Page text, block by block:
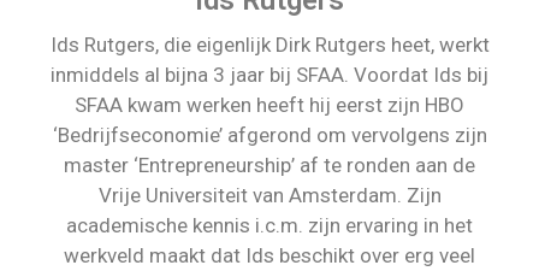
Ids Rutgers, die eigenlijk Dirk Rutgers heet, werkt
inmiddels al bijna 3 jaar bij SFAA. Voordat Ids bij
SFAA kwam werken heeft hij eerst zijn HBO
‘Bedrijfseconomie’ afgerond om vervolgens zijn
master ‘Entrepreneurship’ af te ronden aan de
Vrije Universiteit van Amsterdam. Zijn
academische kennis i.c.m. zijn ervaring in het
werkveld maakt dat Ids beschikt over erg veel